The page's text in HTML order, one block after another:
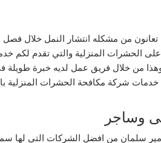
تعانون من مشكله انتشار النمل خلال
الحشرات المنزلية والتي تقدم لكم
من خلال فريق عمل لديه خبرة طويلة
شركة مكافحة الحشرات المنزلية
وساجر
سلمان من افضل الشركات التي لها